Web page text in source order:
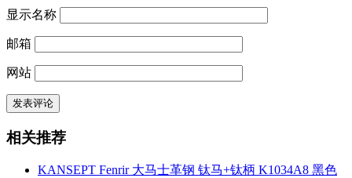
显示名称
邮箱
网站
相关推荐
KANSEPT Fenrir 大马士革钢 钛马+钛柄 K1034A8 黑色